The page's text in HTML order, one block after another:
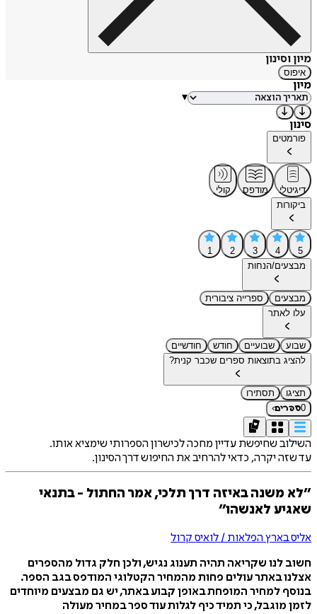
מיון וסינון
איפוס
מיון
▾
סינון
פורמטים
דיגיטלי מודפס
קולי
ביקורות
5
4
3
2
1
מבצעים/הנחות
מבצעים
ספרייה ציבורית
עלו לאתר
שבוע שבועיים חודש
חודשיים
להציג בתוצאות ספרים שכבר קנית?
תציגו
תסתירו
0ספרים›
השילוב שחיפשת עדיין מחכה לכישרון הספרותי שימציא אותו.
עד שזה יקרה, כדאי להרחיב את החיפוש דרך הסינון.
״לא משנה באיזה דרך תלכי, אמר החתול - בתנאי
שאגיע לאנשהו״
אליס בארץ הפלאות / לואיס קרול
חשוב לנו שקריאה תהיה תענוג נגיש, ולכן חלק גדול מהספרים
אצלנו באתר עולים פחות מהמחיר הקטלוגי המודפס בגב הספר.
בנוסף למחיר המופחת באופן קבוע באתר, יש גם מבצעים מיוחדים
לזמן מוגבל, כי תמיד כיף לגלות עוד ספר במחיר מעולה